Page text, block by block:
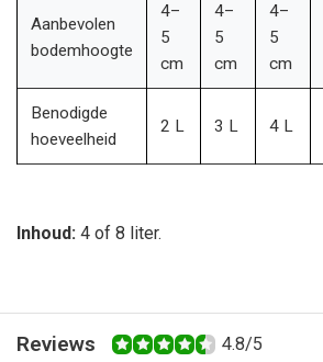
Aanbevolen
bodemhoogte
4–
5
cm
4–
5
cm
4–
5
cm
Benodigde
hoeveelheid
2 L 3 L 4 L
Inhoud: 4 of 8 liter.
Reviews 4.8/5